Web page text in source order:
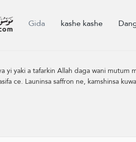
Gida kashe kashe
yi yaki a tafarkin Allah daga wani mutum
ce. Launinsa saffron ne, kamshinsa